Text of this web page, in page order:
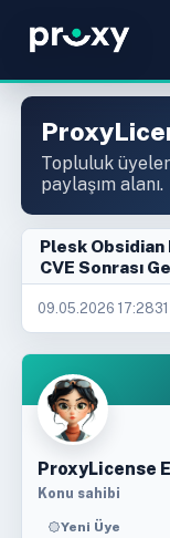
Topluluk
paylaşım alanı.
Plesk
CVE Sonrası
09.05.2026 17:28
ProxyLicense
Konu sahibi
Yeni Üye